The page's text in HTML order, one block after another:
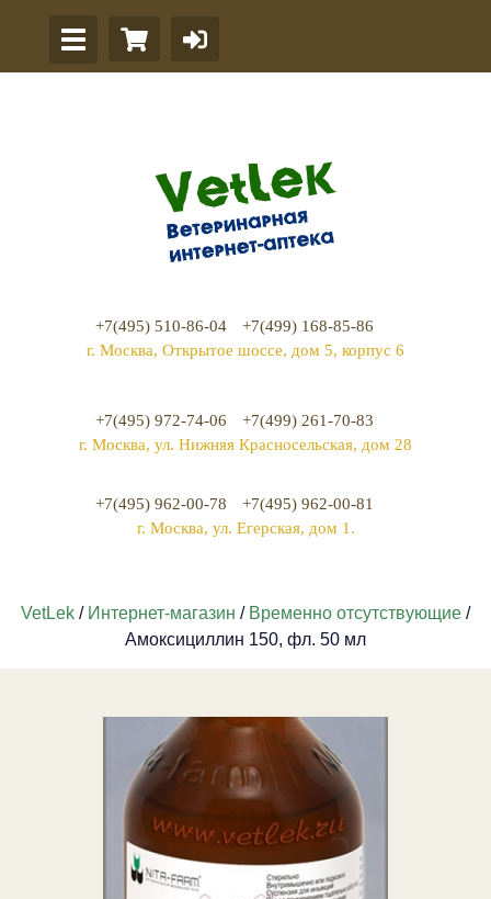
+7(495) 510-86-04
+7(499) 168-85-86
г. Москва, Открытое шоссе, дом 5, корпус 6
+7(495) 972-74-06
+7(499) 261-70-83
г. Москва, ул. Нижняя Красносельская, дом 28
+7(495) 962-00-78
+7(495) 962-00-81
г. Москва, ул. Егерская, дом 1.
VetLek / Интернет-магазин / Временно отсутствующие /
Амоксициллин 150, фл. 50 мл